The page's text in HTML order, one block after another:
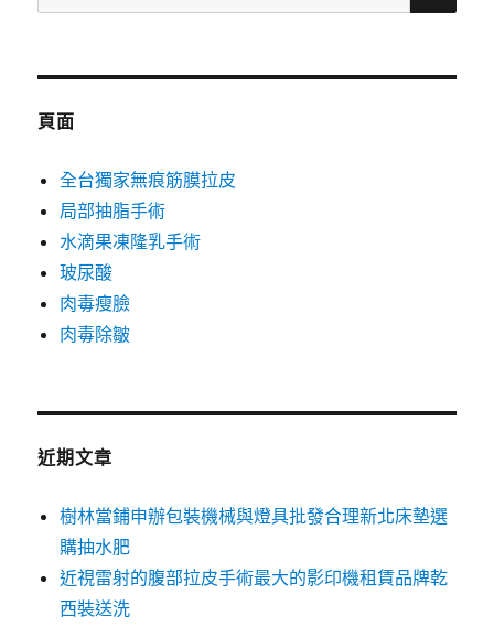
尋
鍵
頁面
全台獨家無痕筋膜拉皮
局部抽脂手術
水滴果凍隆乳手術
玻尿酸
肉毒瘦臉
肉毒除皺
近期文章
樹林當鋪申辦包裝機械與燈具批發合理新北床墊選
購抽水肥
近視雷射的腹部拉皮手術最大的影印機租賃品牌乾
西裝送洗